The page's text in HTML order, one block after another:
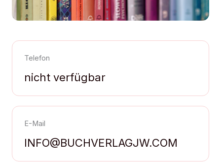
Telefon
nicht verfügbar
E-Mail
INFO@BUCHVERLAGJW.COM